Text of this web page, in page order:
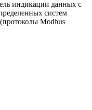
индикации данных с
систем
Modbus